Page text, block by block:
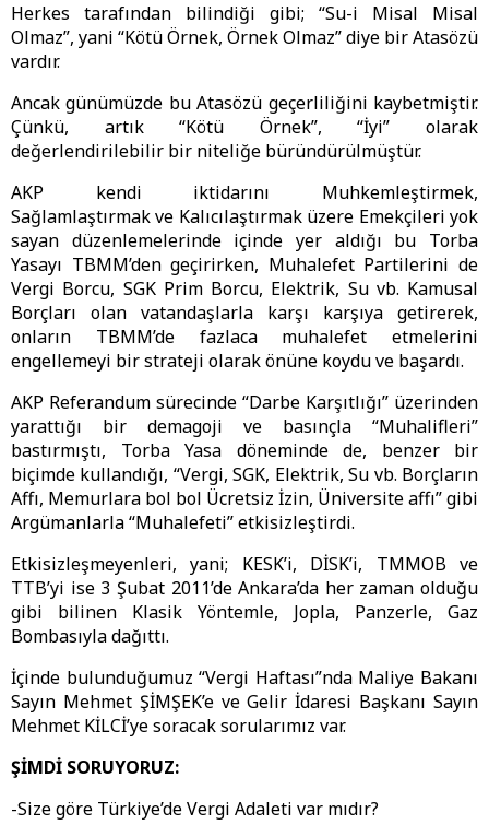
Herkes tarafından bilindiği gibi; “Su-i Misal Misal
Olmaz”, yani “Kötü Örnek, Örnek Olmaz” diye bir Atasözü
vardır.
Ancak günümüzde bu Atasözü geçerliliğini kaybetmiştir.
Çünkü, artık “Kötü Örnek”, “İyi” olarak
değerlendirilebilir bir niteliğe büründürülmüştür.
AKP kendi iktidarını Muhkemleştirmek,
Sağlamlaştırmak ve Kalıcılaştırmak üzere Emekçileri yok
sayan düzenlemelerinde içinde yer aldığı bu Torba
Yasayı TBMM’den geçirirken, Muhalefet Partilerini de
Vergi Borcu, SGK Prim Borcu, Elektrik, Su vb. Kamusal
Borçları olan vatandaşlarla karşı karşıya getirerek,
onların TBMM’de fazlaca muhalefet etmelerini
engellemeyi bir strateji olarak önüne koydu ve başardı.
AKP Referandum sürecinde “Darbe Karşıtlığı” üzerinden
yarattığı bir demagoji ve basınçla “Muhalifleri”
bastırmıştı, Torba Yasa döneminde de, benzer bir
biçimde kullandığı, “Vergi, SGK, Elektrik, Su vb. Borçların
Affı, Memurlara bol bol Ücretsiz İzin, Üniversite affı” gibi
Argümanlarla “Muhalefeti” etkisizleştirdi.
Etkisizleşmeyenleri, yani; KESK’i, DİSK’i, TMMOB ve
TTB’yi ise 3 Şubat 2011’de Ankara’da her zaman olduğu
gibi bilinen Klasik Yöntemle, Jopla, Panzerle, Gaz
Bombasıyla dağıttı.
İçinde bulunduğumuz “Vergi Haftası”nda Maliye Bakanı
Sayın Mehmet ŞİMŞEK’e ve Gelir İdaresi Başkanı Sayın
Mehmet KİLCİ’ye soracak sorularımız var.
ŞİMDİ SORUYORUZ:
-Size göre Türkiye’de Vergi Adaleti var mıdır?